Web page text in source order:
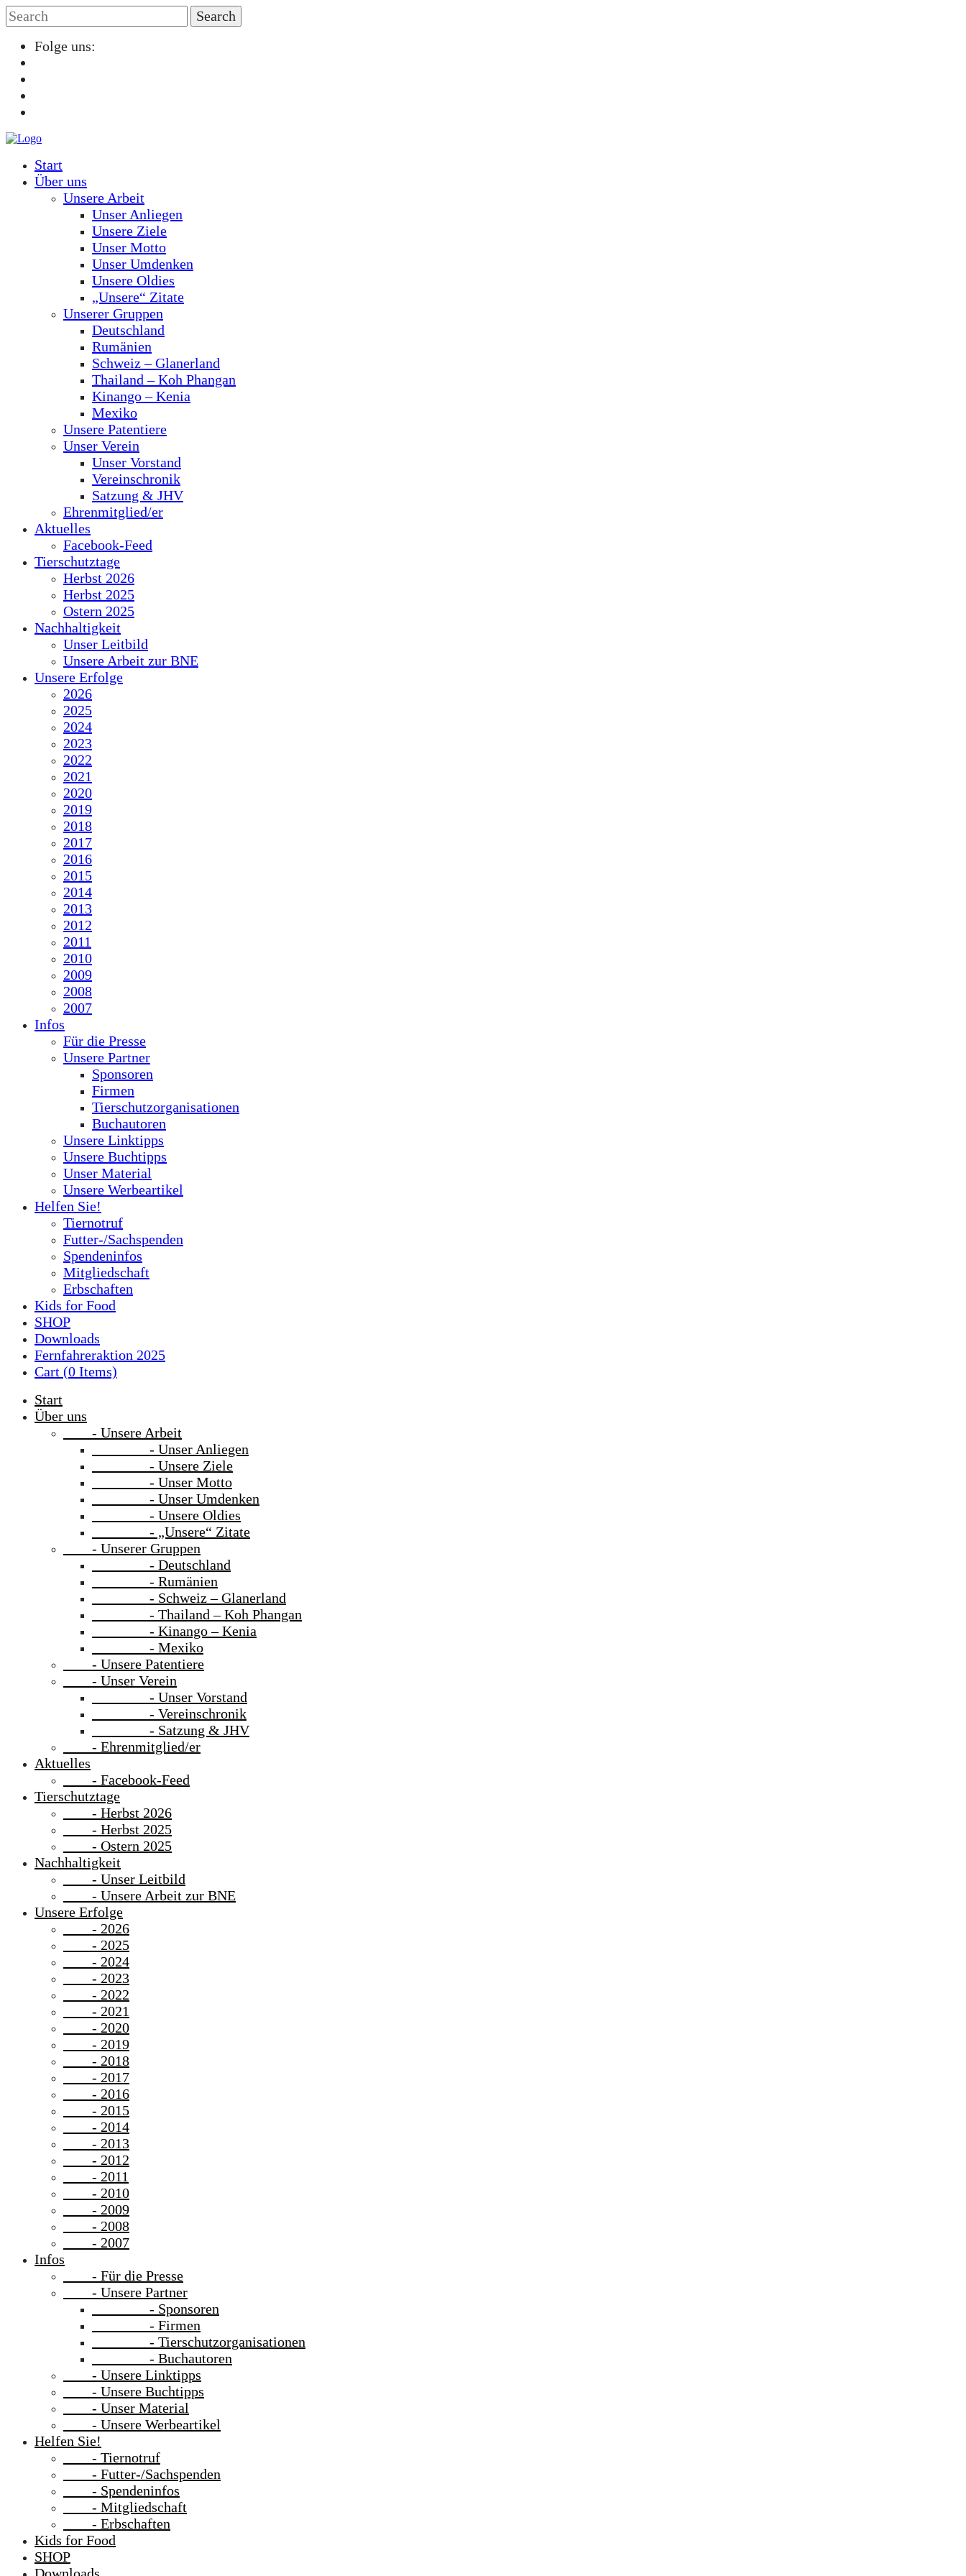
Folge uns:
Start
Über uns
Unsere Arbeit
Unser Anliegen
Unsere Ziele
Unser Motto
Unser Umdenken
Unsere Oldies
„Unsere“ Zitate
Unserer Gruppen
Deutschland
Rumänien
Schweiz – Glanerland
Thailand – Koh Phangan
Kinango – Kenia
Mexiko
Unsere Patentiere
Unser Verein
Unser Vorstand
Vereinschronik
Satzung & JHV
Ehrenmitglied/er
Aktuelles
Facebook-Feed
Tierschutztage
Herbst 2026
Herbst 2025
Ostern 2025
Nachhaltigkeit
Unser Leitbild
Unsere Arbeit zur BNE
Unsere Erfolge
2026
2025
2024
2023
2022
2021
2020
2019
2018
2017
2016
2015
2014
2013
2012
2011
2010
2009
2008
2007
Infos
Für die Presse
Unsere Partner
Sponsoren
Firmen
Tierschutzorganisationen
Buchautoren
Unsere Linktipps
Unsere Buchtipps
Unser Material
Unsere Werbeartikel
Helfen Sie!
Tiernotruf
Futter-/Sachspenden
Spendeninfos
Mitgliedschaft
Erbschaften
Kids for Food
SHOP
Downloads
Fernfahreraktion 2025
Cart (0 Items)
Start
Über uns
- Unsere Arbeit
- Unser Anliegen
- Unsere Ziele
- Unser Motto
- Unser Umdenken
- Unsere Oldies
- „Unsere“ Zitate
- Unserer Gruppen
- Deutschland
- Rumänien
- Schweiz – Glanerland
- Thailand – Koh Phangan
- Kinango – Kenia
- Mexiko
- Unsere Patentiere
- Unser Verein
- Unser Vorstand
- Vereinschronik
- Satzung & JHV
- Ehrenmitglied/er
Aktuelles
- Facebook-Feed
Tierschutztage
- Herbst 2026
- Herbst 2025
- Ostern 2025
Nachhaltigkeit
- Unser Leitbild
- Unsere Arbeit zur BNE
Unsere Erfolge
- 2026
- 2025
- 2024
- 2023
- 2022
- 2021
- 2020
- 2019
- 2018
- 2017
- 2016
- 2015
- 2014
- 2013
- 2012
- 2011
- 2010
- 2009
- 2008
- 2007
Infos
- Für die Presse
- Unsere Partner
- Sponsoren
- Firmen
- Tierschutzorganisationen
- Buchautoren
- Unsere Linktipps
- Unsere Buchtipps
- Unser Material
- Unsere Werbeartikel
Helfen Sie!
- Tiernotruf
- Futter-/Sachspenden
- Spendeninfos
- Mitgliedschaft
- Erbschaften
Kids for Food
SHOP